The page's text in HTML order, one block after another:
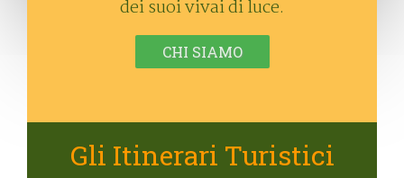
dei suoi vivai di luce.
CHI SIAMO
Gli Itinerari Turistici